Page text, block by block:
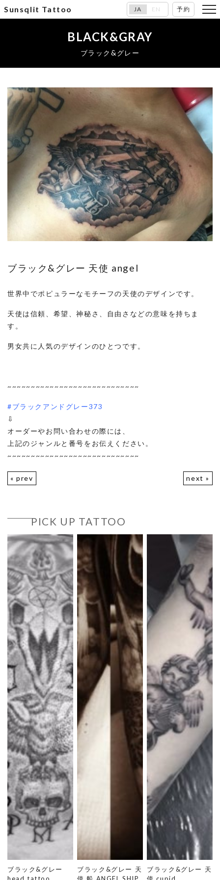
Sunsqlit Tattoo JA EN 予約
BLACK&GRAY
ブラック&グレー
ブラック&グレー 天使 angel
世界中でポピュラーなモチーフの天使のデザインです。
天使は信頼、希望、神秘さ、自由さなどの意味を持ちま
す。
男女共に人気のデザインのひとつです。
~~~~~~~~~~~~~~~~~~~~~~~~~~~~
#ブラックアンドグレー373
⇩
オーダーやお問い合わせの際には、
上記のジャンルと番号をお伝えください。
~~~~~~~~~~~~~~~~~~~~~~~~~~~~
« prev next »
PICK UP TATTOO
ブラック&グレー
head tattoo
ブラック&グレー 天
使 船 ANGEL SHIP
ブラック&グレー 天
使 cupid